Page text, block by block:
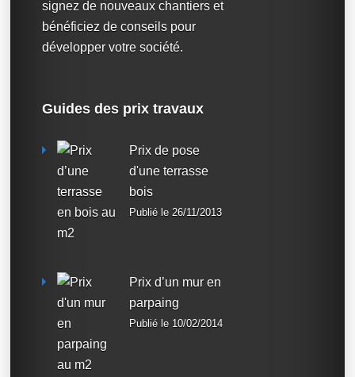
signez de nouveaux chantiers et
bénéficiez de conseils pour
développer votre société.
Guides des prix travaux
Prix de pose
d'une terrasse
bois
Publié le 26/11/2013
Prix d’un mur en
parpaing
Publié le 10/02/2014